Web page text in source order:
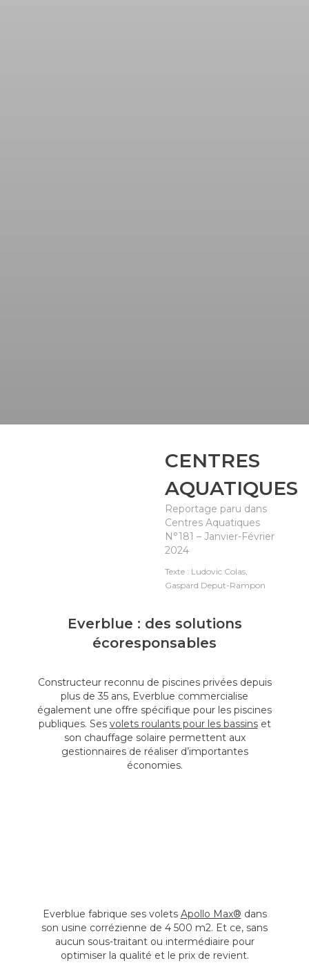
CENTRES
AQUATIQUES
Reportage paru dans
Centres Aquatiques
N°181 – Janvier-Février
2024
Texte : Ludovic Colas,
Gaspard Deput-Rampon
Everblue : des solutions
écoresponsables
Constructeur reconnu de piscines privées depuis
plus de 35 ans, Everblue commercialise
également une offre spécifique pour les piscines
publiques. Ses volets roulants pour les bassinset
son chauffage solaire permettent aux
gestionnaires de réaliser d’importantes
économies.
Everblue fabrique ses volets Apollo Max® dans
son usine corrézienne de 4 500 m2. Et ce, sans
aucun sous-traitant ou intermédiaire pour
optimiser la qualité et le prix de revient.